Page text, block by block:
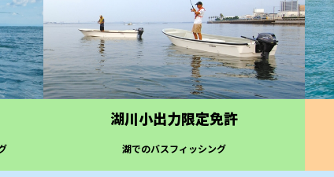
湖川小出力限定免許
湖でのバスフィッシング